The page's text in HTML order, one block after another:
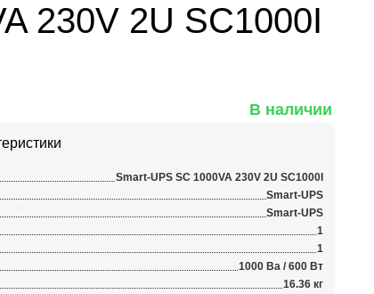
230V 2U SC1000I
В наличии
Smart-UPS SC 1000VA 230V 2U SC1000I
Smart-UPS
Smart-UPS
1
1
1000 Ва / 600 Вт
16.36 кг